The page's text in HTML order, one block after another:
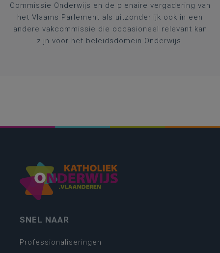
Commissie Onderwijs en de plenaire vergadering van
het Vlaams Parlement als uitzonderlijk ook in een
andere vakcommissie die occasioneel relevant kan
zijn voor het beleidsdomein Onderwijs.
SNEL NAAR
Professionaliseringen